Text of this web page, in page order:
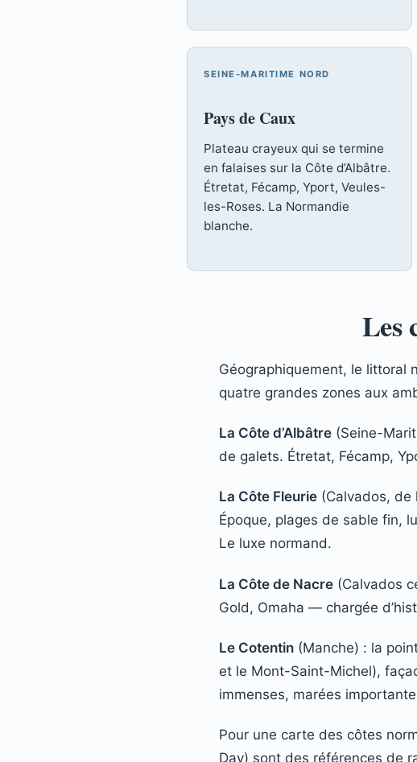
SEINE-MARITIME NORD
Pays de Caux
Plateau crayeux qui se termine
en falaises sur la Côte d’Albâtre.
Étretat, Fécamp, Yport, Veules-
les-Roses. La Normandie
blanche.
Les
Géographiquement, le littoral
quatre grandes zones aux
La Côte d’Albâtre (Seine-
de galets. Étretat, Fécamp,
La Côte Fleurie (Calvados, de
Époque, plages de sable fin,
Le luxe normand.
La Côte de Nacre (Calvados
Gold, Omaha — chargée
Le Cotentin (Manche) : la
et le Mont-Saint-Michel),
immenses, marées
Pour une carte des côtes
Day) sont des références de